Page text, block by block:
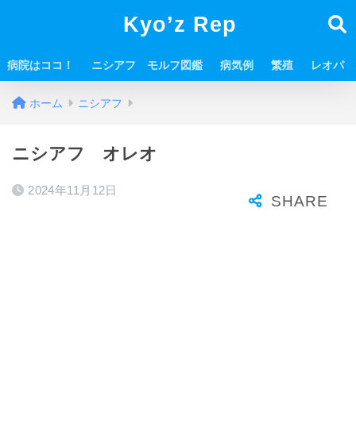
Kyo’z Rep
病院はココ！ ニシアフ モルフ図鑑 病気例 繁殖 レオパ
ホーム ニシアフ
ニシアフ オレオ
2024年11月12日